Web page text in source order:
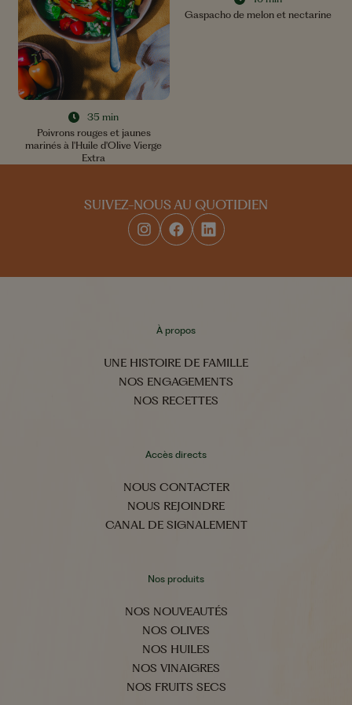
35 min
Poivrons rouges et jaunes
marinés à l'Huile d'Olive Vierge
Extra
Gaspacho de melon et nectarine
SUIVEZ-NOUS AU QUOTIDIEN
À propos
UNE HISTOIRE DE FAMILLE
NOS ENGAGEMENTS
NOS RECETTES
Accès directs
NOUS CONTACTER
NOUS REJOINDRE
CANAL DE SIGNALEMENT
Nos produits
NOS NOUVEAUTÉS
NOS OLIVES
NOS HUILES
NOS VINAIGRES
NOS FRUITS SECS